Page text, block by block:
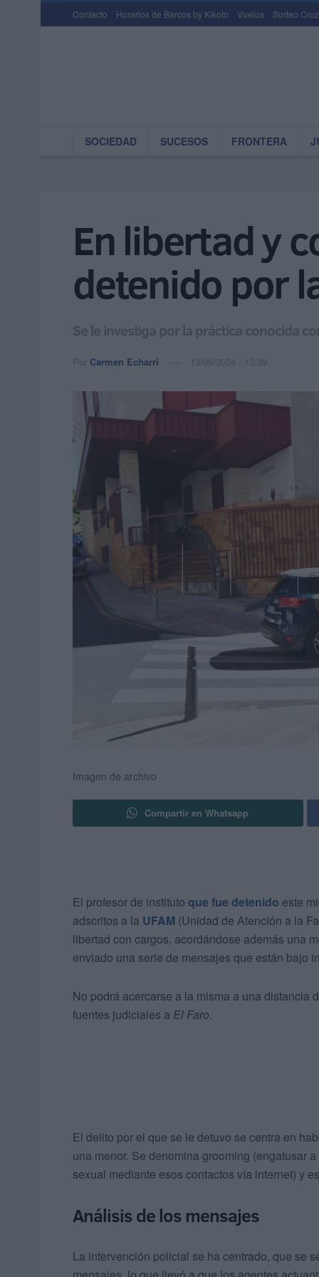
Contacto Horarios de Barcos by Kikoto Vuelos Sorteo
SOCIEDAD SUCESOS FRONTERA
En libertad y
detenido por
Se le investiga por la práctica conocida
Por Carmen Echarri 13/06/2024 - 13:39
Imagen de archivo
Compartir en Whatsapp
El profesor de instituto que fue detenido este
adscritos a la UFAM (Unidad de Atención a la
libertad con cargos, acordándose además una
enviado una serie de mensajes que están bajo
No podrá acercarse a la misma a una distancia
fuentes judiciales a El Faro.
El delito por el que se le detuvo se centra en
una menor. Se denomina grooming (engatusar
sexual mediante esos contactos vía internet) y
Análisis de los mensajes
La intervención policial se ha centrado, que se